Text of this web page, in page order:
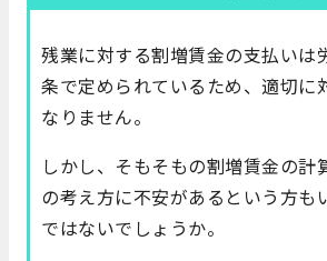
残業に対する割増賃金の支払いは
条で定められているため、適切に
なりません。
しかし、そもそもの割増賃金の計
の考え方に不安があるという方も
ではないでしょうか。